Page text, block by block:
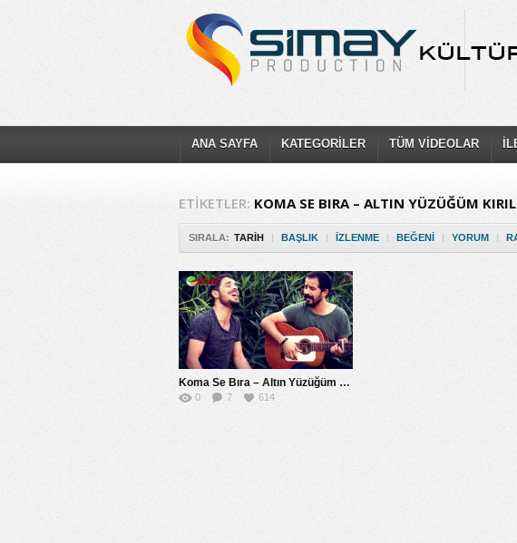
ANA SAYFA KATEGORİLER TÜM VİDEOLAR
ETIKETLER: KOMA SE BIRA – ALTIN YÜZÜĞÜM
SIRALA: TARIH | BAŞLIK | İZLENME | BEĞENI | YORUM |
Koma Se Bıra – Altın Yüzüğüm Kırıldı
0 7 614